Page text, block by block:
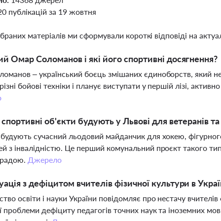
публікацій за 19 жовтня
матеріалів ми сформували короткі відповіді на
Омар Соломанов і які його спортивні досягнення?
– український боєць змішаних єдиноборств, який
бойові техніки і планує виступати у першій лізі,
спортивні об'єкти будують у Львові для ветеранів
сучасний льодовий майданчик для хокею,
з інвалідністю. Це перший комунальний проєкт такого
Джерело
з дефіцитом вчителів фізичної культури в
освіти і науки України повідомляє про нестачу
проблеми дефіциту педагогів точних наук та іноземних